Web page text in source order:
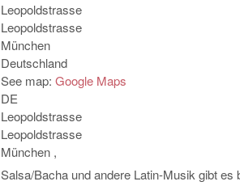
Leopoldstrasse
Leopoldstrasse
München
Deutschland
See map:Google Maps
DE
Leopoldstrasse
Leopoldstrasse
München ,
Salsa/Bacha und andere Latin-Musik gibt es